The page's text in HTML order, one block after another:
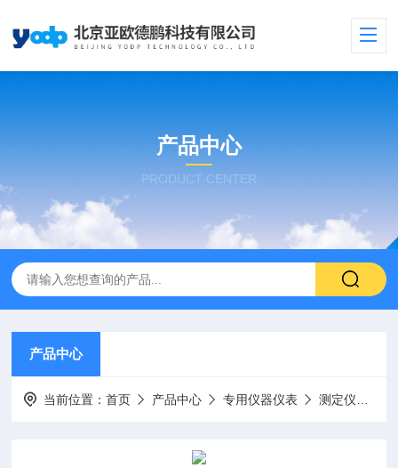
产品中心
PRODUCT CENTER
产品中心
当前位置：首页 产品中心 专用仪器仪表 测定仪